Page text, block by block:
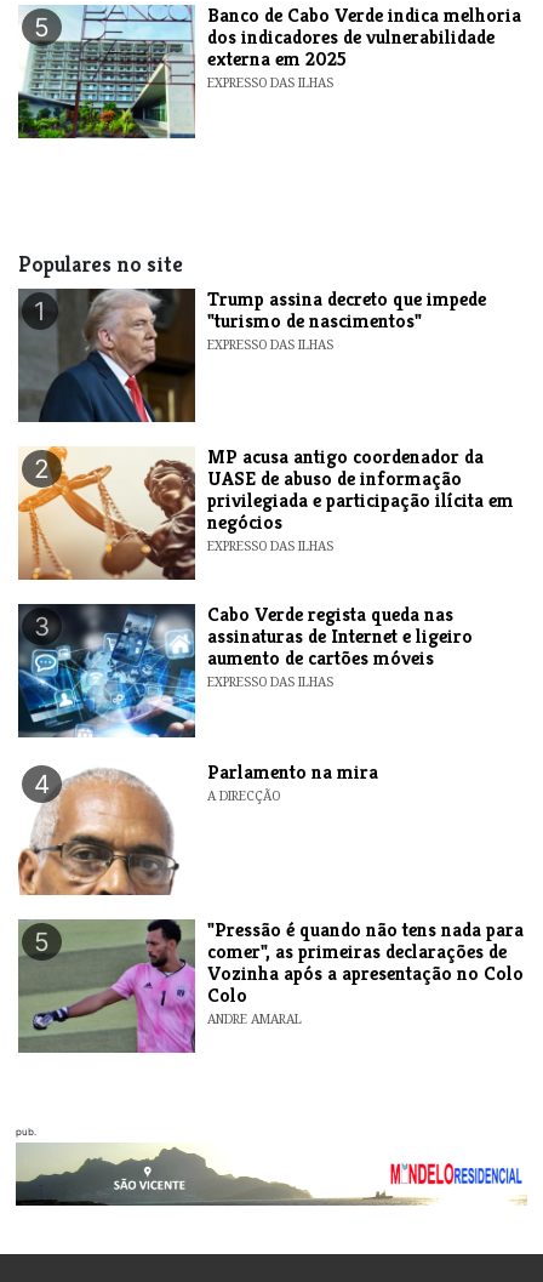
5
Banco de Cabo Verde indica melhoria
dos indicadores de vulnerabilidade
externa em 2025
EXPRESSO DAS ILHAS
Populares no site
1
Trump assina decreto que impede
"turismo de nascimentos"
EXPRESSO DAS ILHAS
2
MP acusa antigo coordenador da
UASE de abuso de informação
privilegiada e participação ilícita em
negócios
EXPRESSO DAS ILHAS
3
Cabo Verde regista queda nas
assinaturas de Internet e ligeiro
aumento de cartões móveis
EXPRESSO DAS ILHAS
4 Parlamento na mira
A DIRECÇÃO
5
"Pressão é quando não tens nada para
comer", as primeiras declarações de
Vozinha após a apresentação no Colo
Colo
ANDRE AMARAL
pub.